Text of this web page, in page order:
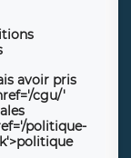
avoir pris
cgu/'
politique-